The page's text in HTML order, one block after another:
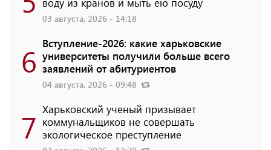
03 августа, 2026 - 14:18
6 Вступление-2026: какие харьковские
университеты получили больше всего
заявлений от абитуриентов
04 августа, 2026 - 09:48
7 Харьковский ученый призывает
коммунальщиков не совершать
экологическое преступление